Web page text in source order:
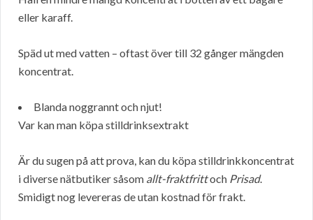
eller karaff.
Späd ut med vatten – oftast över till 32 gånger mängden
koncentrat.
Blanda noggrannt och njut!
Var kan man köpa stilldrinksextrakt
Är du sugen på att prova, kan du köpa stilldrinkkoncentrat
i diverse nätbutiker såsom allt-fraktfrittoch Prisad.
Smidigt nog levereras de utan kostnad för frakt.